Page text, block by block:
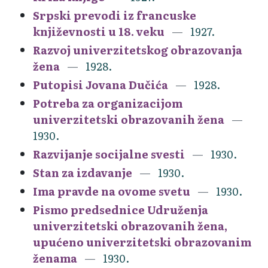
Srpski prevodi iz francuske
književnosti u 18. veku
1927.
Razvoj univerzitetskog obrazovanja
žena
1928.
Putopisi Jovana Dučića
1928.
Potreba za organizacijom
univerzitetski obrazovanih žena
1930.
Razvijanje socijalne svesti
1930.
Stan za izdavanje
1930.
Ima pravde na ovome svetu
1930.
Pismo predsednice Udruženja
univerzitetski obrazovanih žena,
upućeno univerzitetski obrazovanim
ženama
1930.